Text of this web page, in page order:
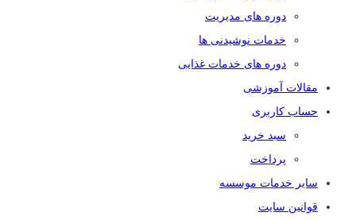
دوره های مدیریت
خدمات نوشیدنی ها
دوره های خدمات غذایی
مقالات آموزشی
حساب کاربری
سبد خرید
پرداخت
سایر خدمات موسسه
قوانین سایت